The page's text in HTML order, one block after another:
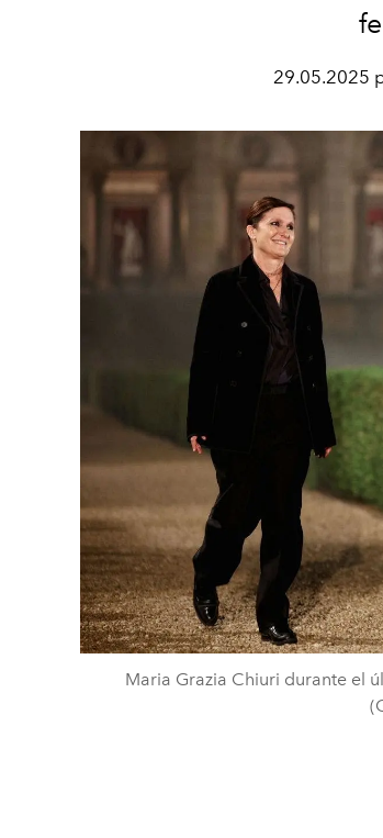
29.05.2025
Maria Grazia Chiuri durante el